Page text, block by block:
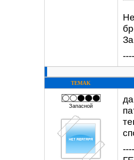
TEMAK
Запасной